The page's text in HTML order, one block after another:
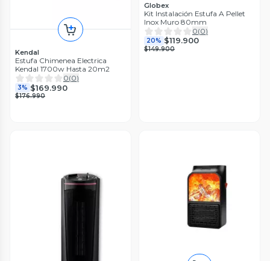
Kendal
Estufa Chimenea Electrica
Kendal 1700w Hasta 20m2
0(0)
3% $169.990
$176.990
Globex
Kit Instalación Estufa A Pellet
Inox Muro 80mm
0(0)
20% $119.900
$149.900